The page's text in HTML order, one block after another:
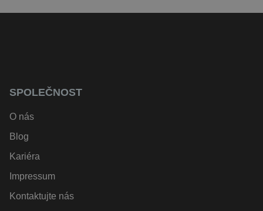
SPOLEČNOST
O nás
Blog
Kariéra
Impressum
Kontaktujte nás